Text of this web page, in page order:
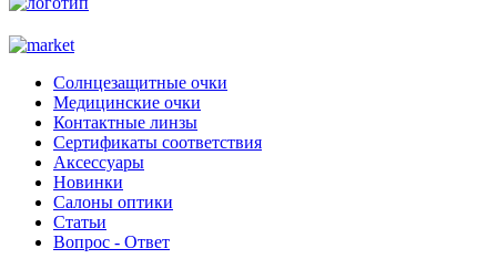
Солнцезащитные очки
Медицинские очки
Контактные линзы
Сертификаты соответствия
Аксессуары
Новинки
Салоны оптики
Статьи
Вопрос - Ответ